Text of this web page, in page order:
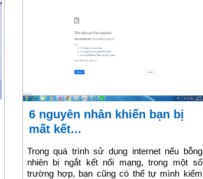
6 nguyên nhân khiến bạn bị
mất kết...
Trong quá trình sử dụng internet nếu bỗng
nhiên bị ngắt kết nối mạng, trong một số
trường hợp, bạn cũng có thể tự mình kiểm